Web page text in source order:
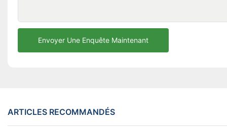
Envoyer Une Enquête Maintenant
ARTICLES RECOMMANDÉS